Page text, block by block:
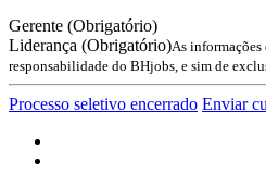
Gerente (Obrigatório)
Liderança (Obrigatório)As informações
responsabilidade do BHjobs, e sim de
Processo seletivo encerrado Enviar